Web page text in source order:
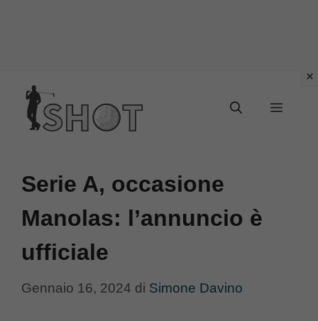
contenuto
Menu
Serie A, occasione
Manolas: l’annuncio è
ufficiale
Gennaio 16, 2024 di Simone Davino